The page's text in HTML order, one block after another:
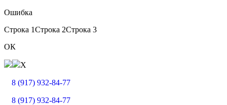
Ошибка
Строка 1Строка 2Строка 3
ОК
X
8 (917) 932-84-77
8 (917) 932-84-77